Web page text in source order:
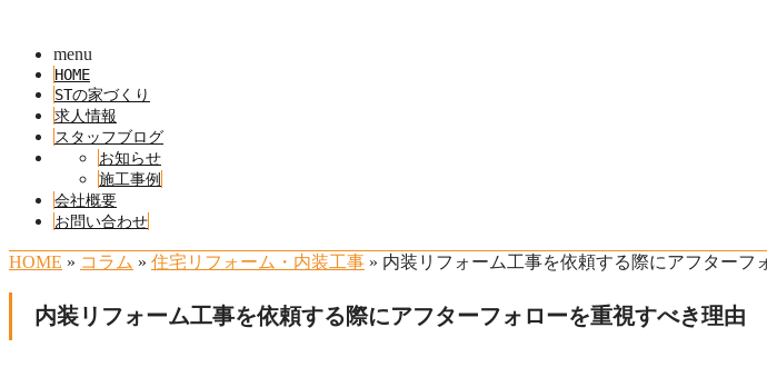
menu
HOME
STの家づくり
求人情報
スタッフブログ
お知らせ
施工事例
会社概要
お問い合わせ
HOME » コラム » 住宅リフォーム・内装工事 » 内装リフォーム工事を依頼する際にアフターフ
内装リフォーム工事を依頼する際にアフターフォローを重視すべき理由